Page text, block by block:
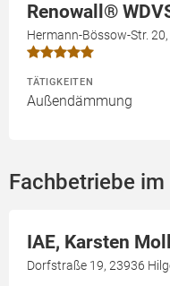
Renowall®
Hermann-Bössow-Str.
TÄTIGKEITEN
Außendämmung
Fachbetriebe
IAE, Karsten
Dorfstraße 19, 23936